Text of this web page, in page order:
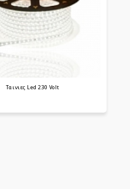
Ταινιες Led 230 Volt